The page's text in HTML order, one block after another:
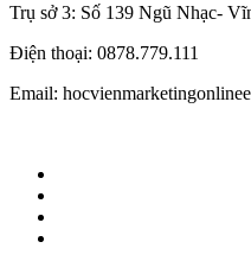
Trụ sở 3: Số 139 Ngũ Nhạc-
Điện thoại: 0878.779.111
Email: